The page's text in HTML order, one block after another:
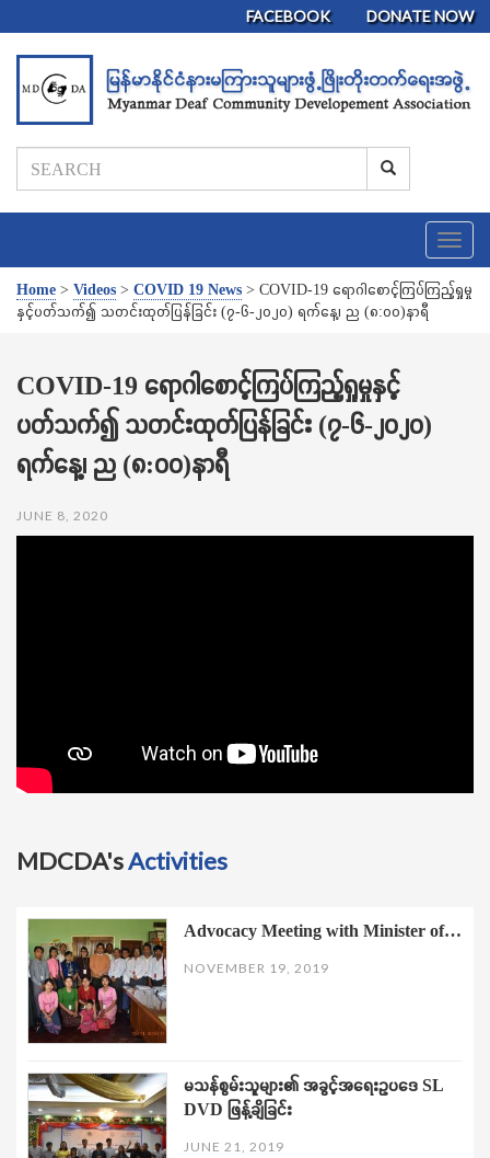
FACEBOOK DONATE NOW
T
o
g
Home > Videos > COVID 19 News > COVID-19 ရောဂါစောင့်ကြပ်ကြည့်ရှုမှု
နှင့်ပတ်သက်၍ သတင်းထုတ်ပြန်ခြင်း (၇-၆-၂၀၂၀) ရက်နေ့၊ ည (၈:၀၀)နာရီ
COVID-19 ရောဂါစောင့်ကြပ်ကြည့်ရှုမှုနှင့်
ပတ်သက်၍ သတင်းထုတ်ပြန်ခြင်း (၇-၆-၂၀၂၀)
ရက်နေ့၊ ည (၈:၀၀)နာရီ
JUNE 8, 2020
MDCDA'sActivities
Advocacy Meeting with Minister of…
NOVEMBER 19, 2019
မသန်စွမ်းသူများ၏ အခွင့်အရေးဥပဒေ SL
DVD ဖြန့်ချိခြင်း
JUNE 21, 2019